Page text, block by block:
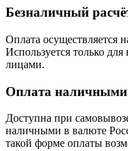
Безналичный
Оплата осуществляется
Используется только
лицами.
Оплата наличными
Доступна при
наличными в валюте
такой форме оплаты